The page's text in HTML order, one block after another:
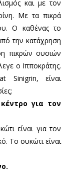
και με τον
Με τα πικρά
Ο καθένας το
την κατάχρηση
πικρών ουσιών
ο Ιπποκράτης.
Sinigrin, είναι
για τον
είναι για τον
Το συκώτι είναι